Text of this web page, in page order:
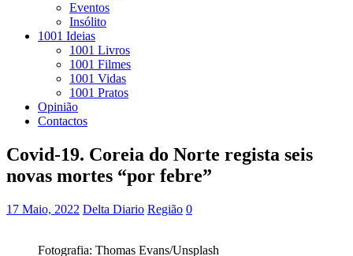
Eventos
Insólito
1001 Ideias
1001 Livros
1001 Filmes
1001 Vidas
1001 Pratos
Opinião
Contactos
Covid-19. Coreia do Norte regista seis
novas mortes “por febre”
17 Maio, 2022 Delta Diario Região 0
Fotografia: Thomas Evans/Unsplash